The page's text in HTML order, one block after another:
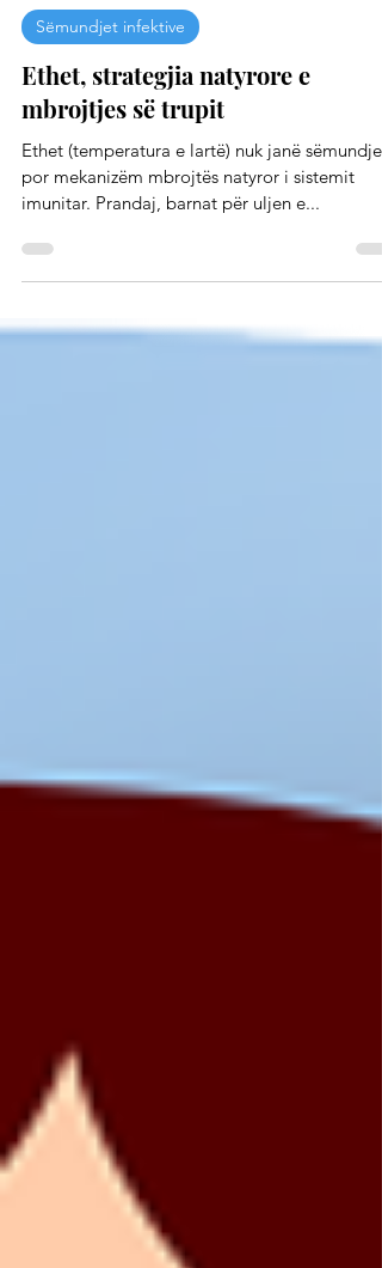
Qendra e Shëndetit
Sëmundjet infektive
Ethet, strategjia natyrore e
mbrojtjes së trupit
Ethet (temperatura e lartë) nuk janë sëmundje,
por mekanizëm mbrojtës natyror i sistemit
imunitar. Prandaj, barnat për uljen e...